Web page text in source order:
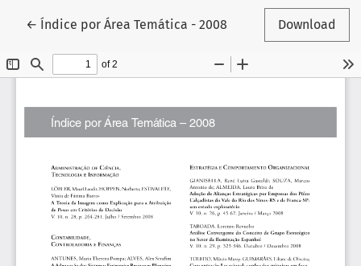
← Return to Article Details
Índice por Área Temática - 2008 Download